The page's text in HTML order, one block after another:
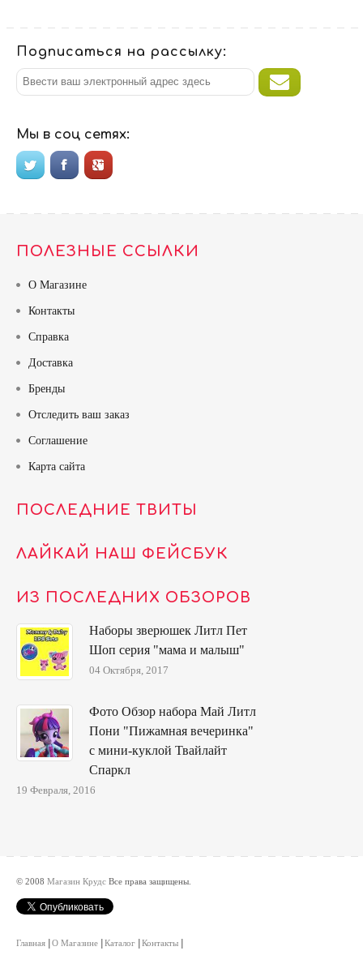
Подписаться на рассылку:
Мы в соц сетях:
ПОЛЕЗНЫЕ ССЫЛКИ
О Магазине
Контакты
Справка
Доставка
Бренды
Отследить ваш заказ
Соглашение
Карта сайта
ПОСЛЕДНИЕ ТВИТЫ
ЛАЙКАЙ НАШ ФЕЙСБУК
ИЗ ПОСЛЕДНИХ ОБЗОРОВ
Наборы зверюшек Литл Пет
Шоп серия "мама и малыш"
04 Октября, 2017
Фото Обзор набора Май Литл
Пони "Пижамная вечеринка"
с мини-куклой Твайлайт
Спаркл
19 Февраля, 2016
© 2008 Магазин Крудс Все права защищены.
Главная О Магазине Каталог Контакты